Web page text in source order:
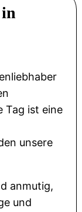
Tag ist eine
unsere
anmutig,
und